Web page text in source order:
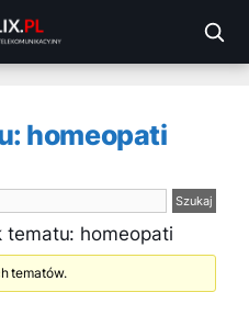
homeopati
tematu: homeopati
tematów.